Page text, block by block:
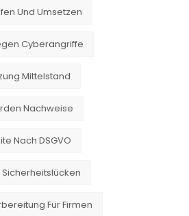
Und Umsetzen
Cyberangriffe
Mittelstand
Nachweise
Nach DSGVO
Sicherheitslücken
Für Firmen